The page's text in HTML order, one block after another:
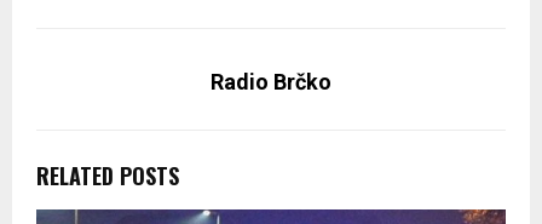
Radio Brčko
RELATED POSTS